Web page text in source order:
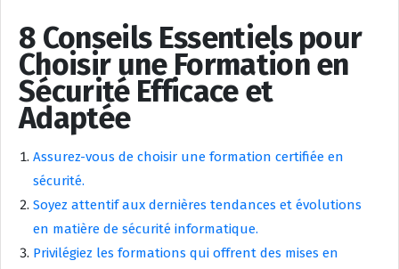
8 Conseils Essentiels pour
Choisir une Formation en
Sécurité Efficace et
Adaptée
Assurez-vous de choisir une formation certifiée en
sécurité.
Soyez attentif aux dernières tendances et évolutions
en matière de sécurité informatique.
Privilégiez les formations qui offrent des mises en